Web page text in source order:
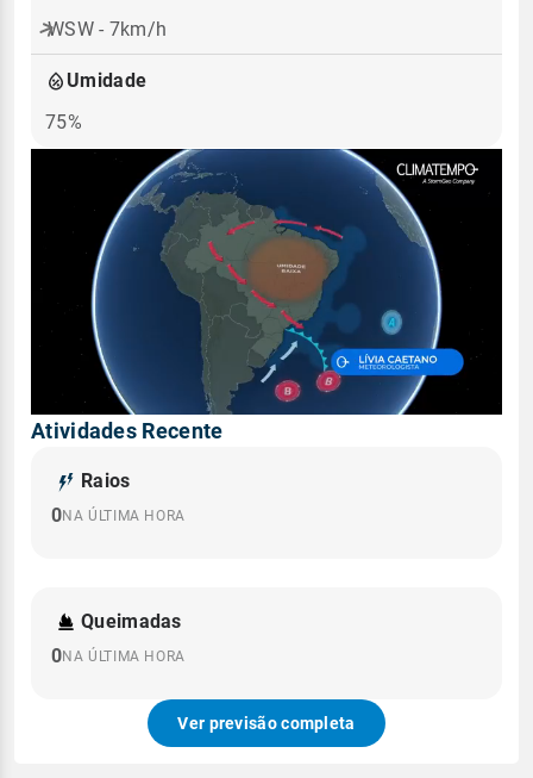
WSW - 7km/h
Umidade
75%
Atividades Recente
Raios
0NA ÚLTIMA HORA
Queimadas
0NA ÚLTIMA HORA
Ver previsão completa